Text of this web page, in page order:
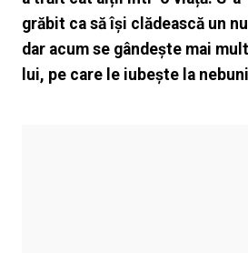
grăbit ca să își clădească un
dar acum se gândește mai
lui, pe care le iubește la